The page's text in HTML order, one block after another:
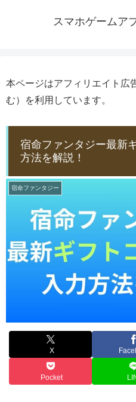
スマホゲームア
本ページはアフィリエイト広
む）を利用しています。
宿命ファンタジー最新
方法を解説！
宿命ファンタジー
X
Pocket